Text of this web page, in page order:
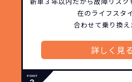
在のライフスタ
合わせて乗り換え
詳しく見る
頭金不要で超低価格！憧れの
ます！
安さの秘密
に新車なので故障の心配が
イフスタイルの変化にも
金など一切不要！月々「定
いただくだけでご利用